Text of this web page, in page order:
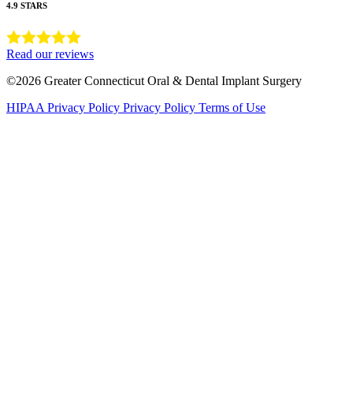
4.9 STARS
Read our reviews
©2026 Greater Connecticut Oral & Dental Implant Surgery
HIPAA Privacy Policy Privacy Policy Terms of Use